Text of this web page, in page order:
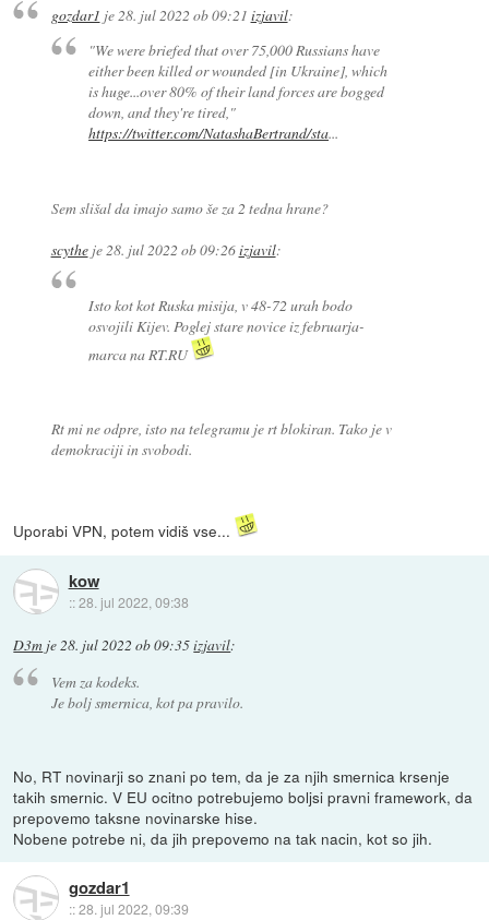
gozdar1 je 28. jul 2022 ob 09:21 izjavil:
"We were briefed that over 75,000 Russians have
either been killed or wounded [in Ukraine], which
is huge...over 80% of their land forces are bogged
down, and they're tired,"
https://twitter.com/NatashaBertrand/sta...
Sem slišal da imajo samo še za 2 tedna hrane?
scytheje 28. jul 2022 ob 09:26izjavil:
Isto kot kot Ruska misija, v 48-72 urah bodo
osvojili Kijev. Poglej stare novice iz februarja-
marca na RT.RU
Rt mi ne odpre, isto na telegramu je rt blokiran. Tako je v
demokraciji in svobodi.
Uporabi VPN, potem vidiš vse...
kow
::28. jul 2022, 09:38
D3m je28. jul 2022 ob 09:35izjavil:
Vem za kodeks.
Je bolj smernica, kot pa pravilo.
No, RT novinarji so znani po tem, da je za njih smernica krsenje
takih smernic. V EU ocitno potrebujemo boljsi pravni framework, da
prepovemo taksne novinarske hise.
Nobene potrebe ni, da jih prepovemo na tak nacin, kot so jih.
gozdar1
::28. jul 2022, 09:39